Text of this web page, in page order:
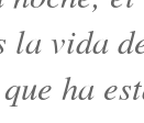
la vida
ha